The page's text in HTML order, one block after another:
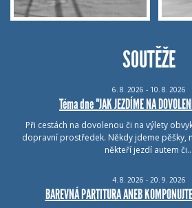
SOUTĚŽE
6. 8. 2026 - 10. 8. 2026
Téma dne "JAK JEZDÍME NA
Při cestách na dovolenou či na výlety
dopravní prostředek. Někdy jdeme pěšky,
někteří jezdí autem či…
4. 8. 2026 - 20. 9. 2026
BAREVNÁ PARTITURA ANEB